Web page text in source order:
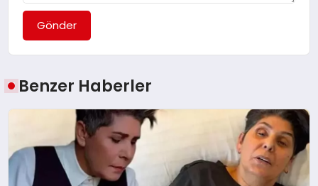
Gönder
Benzer Haberler